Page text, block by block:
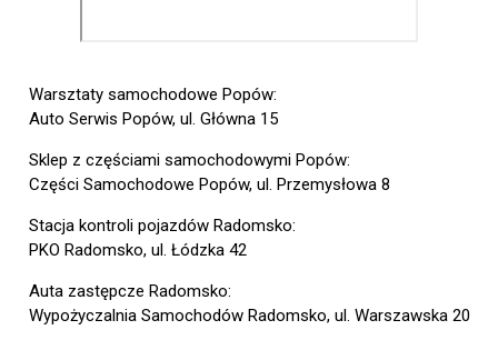
Warsztaty samochodowe Popów:
Auto Serwis Popów, ul. Główna 15
Sklep z częściami samochodowymi Popów:
Części Samochodowe Popów, ul. Przemysłowa 8
Stacja kontroli pojazdów Radomsko:
PKO Radomsko, ul. Łódzka 42
Auta zastępcze Radomsko:
Wypożyczalnia Samochodów Radomsko, ul. Warszawska 20